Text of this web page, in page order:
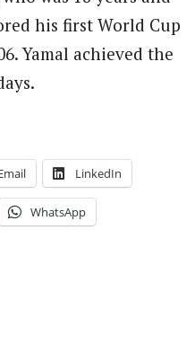
his first World Cup
Yamal achieved the
.
LinkedIn
WhatsApp